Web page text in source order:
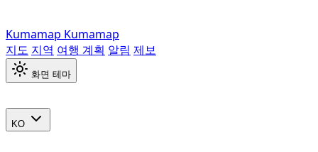
Kumamap Kumamap
지도 지역 여행 계획 알림 제보
화면 테마
KO